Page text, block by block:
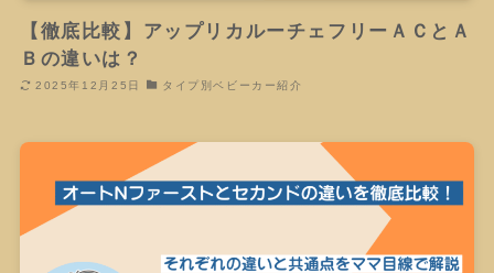
【徹底比較】アップリカルーチェフリーＡＣとＡ
Ｂの違いは？
2025年12月25日 タイプ別ベビーカー紹介